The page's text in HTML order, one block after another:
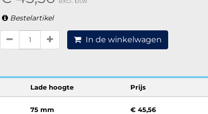
Bestelartikel
In de winkelwagen
Lade hoogte Prijs
75 mm € 45,56